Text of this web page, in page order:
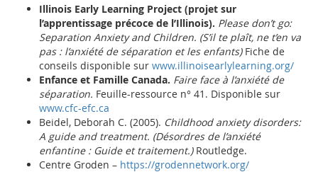
Illinois Early Learning Project (projet sur
l’apprentissage précoce de l’Illinois). Please don’t go:
Separation Anxiety and Children. (S’il te plaît, ne t’en va
pas : l’anxiété de séparation et les enfants)Fiche de
conseils disponible sur www.illinoisearlylearning.org/
Enfance et Famille Canada. Faire face à l’anxiété de
séparation. Feuille-ressource n° 41. Disponible sur
www.cfc-efc.ca
Beidel, Deborah C. (2005). Childhood anxiety disorders:
A guide and treatment. (Désordres de l’anxiété
enfantine : Guide et traitement.)Routledge.
Centre Groden – https://grodennetwork.org/